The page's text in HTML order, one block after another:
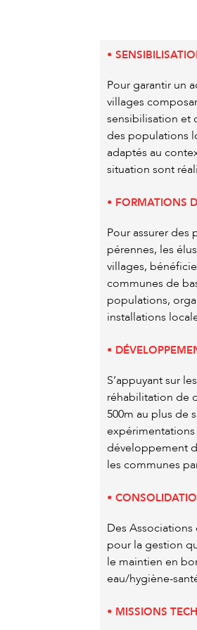
•
Pour garantir un
villages
sensibilisation et
des populations
adaptés au
situation sont
• FORMATIONS
Pour assurer des
pérennes, les
villages,
communes de
populations,
installations
•
S’appuyant sur
réhabilitation de
500m au plus de
développement
les communes
•
Des Associations
pour la gestion
le maintien en
eau/hygiène-
• MISSIONS